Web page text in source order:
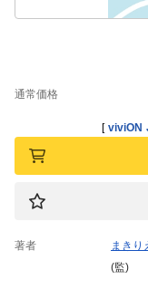
通常価格
[ viviON
著者 まきり
(監)